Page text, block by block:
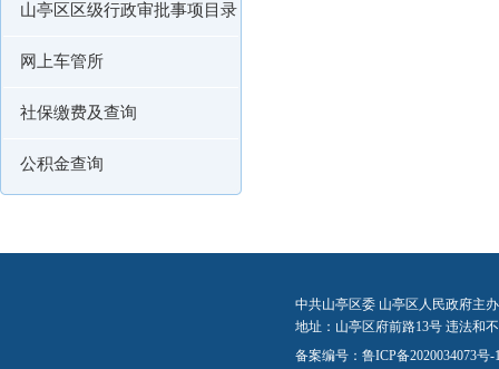
山亭区区级行政审批事项目录
网上车管所
社保缴费及查询
公积金查询
中共山亭区委 山亭区人民政府主
地址：山亭区府前路13号 违法和
备案编号： 鲁ICP备2020034073号-